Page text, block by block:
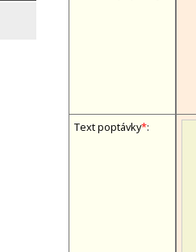
Text poptávky*: